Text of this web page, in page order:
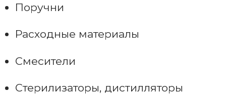
Поручни
Расходные материалы
Смесители
Стерилизаторы, дистилляторы